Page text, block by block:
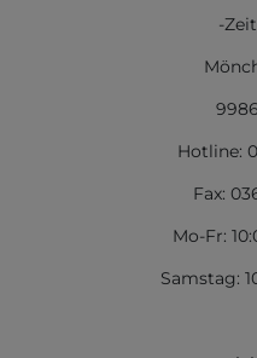
-
Hotline:
Fax:
Mo-Fr:
Samstag: